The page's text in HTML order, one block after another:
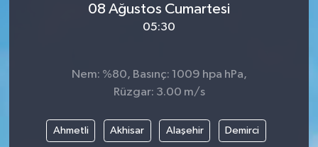
08 Ağustos Cumartesi
05:30
Nem: %80, Basınç: 1009 hpa hPa,
Rüzgar: 3.00 m/s
Ahmetli Akhisar Alaşehir Demirci
Bilim, Teknoloji